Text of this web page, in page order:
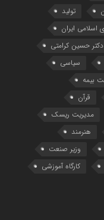
تولید
اسلامی ایران
دکتر حسین کرامتی
سیاسی
بیمه
قرآن
مدیریت ریسک
هنرمند
وزیر صنعت
کارگاه آموزشی